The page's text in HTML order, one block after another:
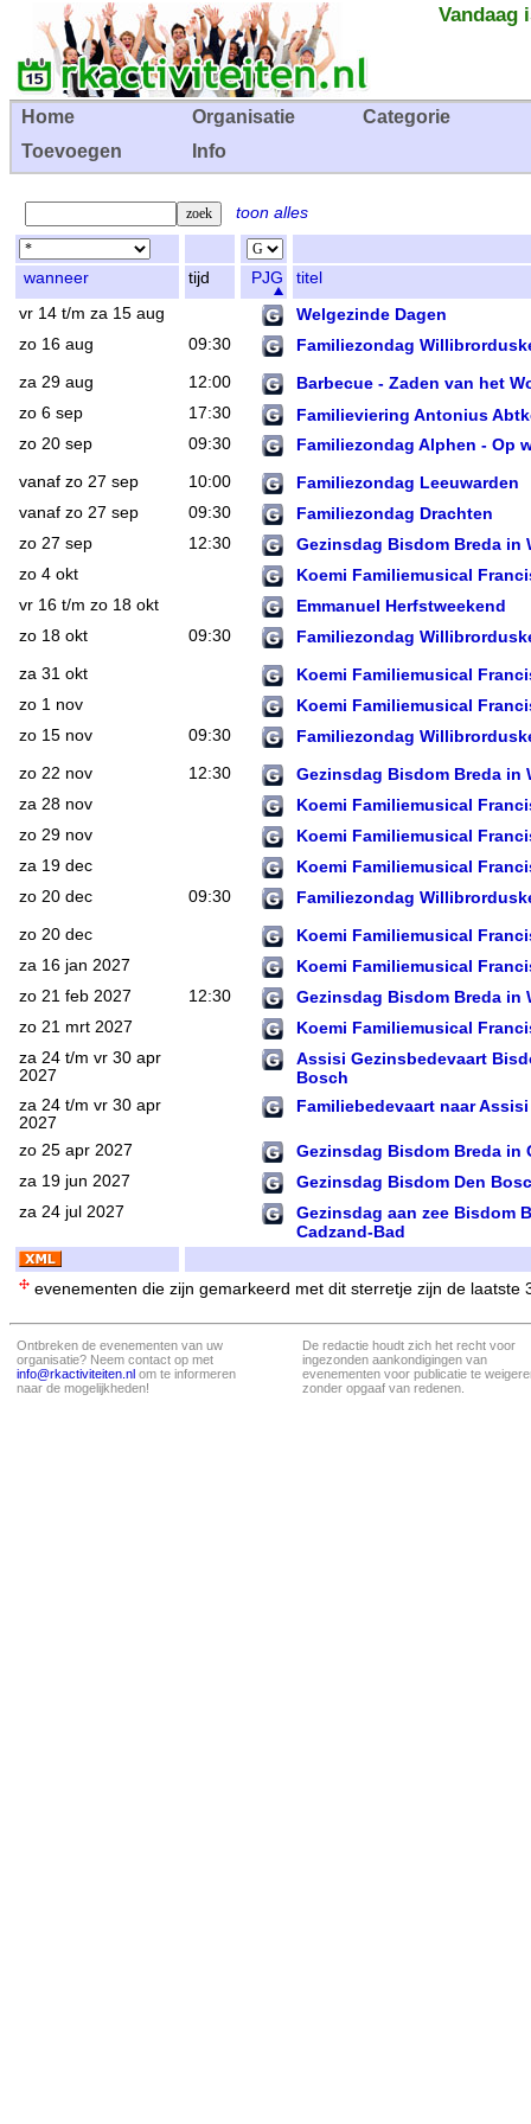
Vandaag
Home Organisatie
Categorie
Toevoegen
Info
toon alles
wanneer tijd PJG
titel
vr 14 t/m za 15 aug
Welgezinde Dagen
zo 16 aug 09:30 Familiezondag
za 29 aug 12:00 Barbecue - Zaden van het
zo 6 sep 17:30 Familieviering Antonius
zo 20 sep 09:30 Familiezondag Alphen - Op
vanaf zo 27 sep 10:00 Familiezondag Leeuwarden
vanaf zo 27 sep 09:30 Familiezondag Drachten
zo 27 sep 12:30 Gezinsdag Bisdom Breda in
zo 4 okt Koemi Familiemusical
vr 16 t/m zo 18 okt Emmanuel Herfstweekend
zo 18 okt 09:30 Familiezondag
za 31 okt Koemi Familiemusical
zo 1 nov Koemi Familiemusical
zo 15 nov 09:30 Familiezondag
zo 22 nov 12:30 Gezinsdag Bisdom Breda in
za 28 nov Koemi Familiemusical
zo 29 nov Koemi Familiemusical
za 19 dec Koemi Familiemusical
zo 20 dec 09:30 Familiezondag
zo 20 dec Koemi Familiemusical
za 16 jan 2027 Koemi Familiemusical
zo 21 feb 2027 12:30 Gezinsdag Bisdom Breda in
zo 21 mrt 2027 Koemi Familiemusical
za 24 t/m vr 30 apr
2027
Assisi Gezinsbedevaart
Bosch
za 24 t/m vr 30 apr
2027
Familiebedevaart naar Assisi
zo 25 apr 2027 Gezinsdag Bisdom Breda in
za 19 jun 2027 Gezinsdag Bisdom Den
za 24 jul 2027
Gezinsdag aan zee Bisdom
Cadzand-Bad
evenementen die zijn gemarkeerd met dit sterretje zijn de laatste
Ontbreken de evenementen van uw
organisatie? Neem contact op met
info@rkactiviteiten.nl om te informeren
naar de mogelijkheden!
De redactie houdt zich het recht voor
ingezonden aankondigingen van
evenementen voor publicatie te
zonder opgaaf van redenen.